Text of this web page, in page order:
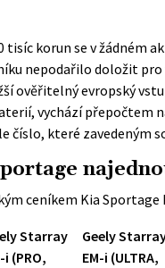
tisíc korun se v žádném
nepodařilo doložit pro
ověřitelný evropský
vychází přepočtem
číslo, které zavedeným
ceníkem Kia Sportage
Starray
i (PRO,
Geely
EM-i (ULTRA,